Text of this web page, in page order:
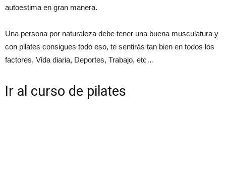
autoestima en gran manera.
Una persona por naturaleza debe tener una buena musculatura y
con pilates consigues todo eso, te sentirás tan bien en todos los
factores, Vida diaria, Deportes, Trabajo, etc…
Ir al curso de pilates